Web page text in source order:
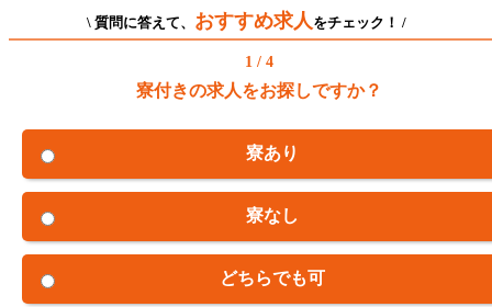
\ 質問に答えて、 おすすめ求人をチェック！ /
1 / 4
寮付きの求人をお探しですか？
寮あり
寮なし
どちらでも可